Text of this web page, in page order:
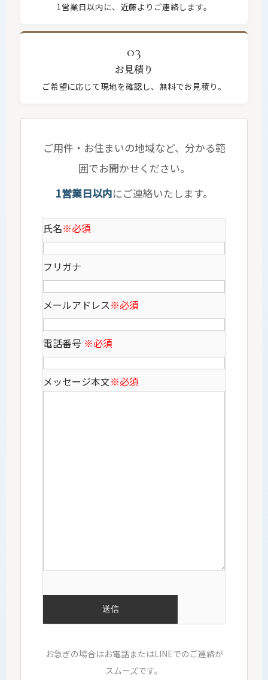
1営業日以内に、近藤よりご連絡します。
03
お見積り
ご希望に応じて現地を確認し、無料でお見積り。
ご用件・お住まいの地域など、分かる範
囲でお聞かせください。
1営業日以内にご連絡いたします。
氏名※必須
フリガナ
メールアドレス※必須
電話番号 ※必須
メッセージ本文※必須
お急ぎの場合はお電話またはLINEでのご連絡が
スムーズです。